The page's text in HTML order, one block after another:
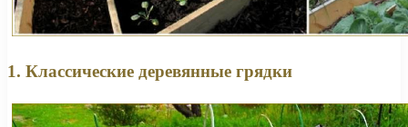
1. Классические деревянные грядки